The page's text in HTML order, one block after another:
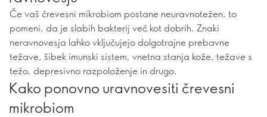
Če vaš črevesni mikrobiom postane neuravnotežen, to
pomeni, da je slabih bakterij več kot dobrih. Znaki
neravnovesja lahko vključujejo dolgotrajne prebavne
težave, šibek imunski sistem, vnetna stanja kože, težave s
težo, depresivno razpoloženje in drugo.
Kako ponovno uravnovesiti črevesni
mikrobiom